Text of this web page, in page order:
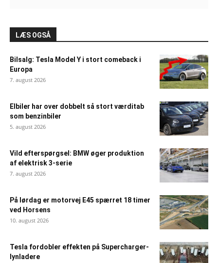
LÆS OGSÅ
Bilsalg: Tesla Model Y i stort comeback i
Europa
7. august 2026
Elbiler har over dobbelt så stort værditab
som benzinbiler
5. august 2026
Vild efterspørgsel: BMW øger produktion
af elektrisk 3-serie
7. august 2026
På lørdag er motorvej E45 spærret 18 timer
ved Horsens
10. august 2026
Tesla fordobler effekten på Supercharger-
lynladere